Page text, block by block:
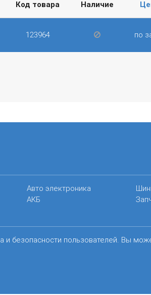
Код товара Наличие
123964 по
Авто электроника
АКБ
и безопасности пользователей. Вы